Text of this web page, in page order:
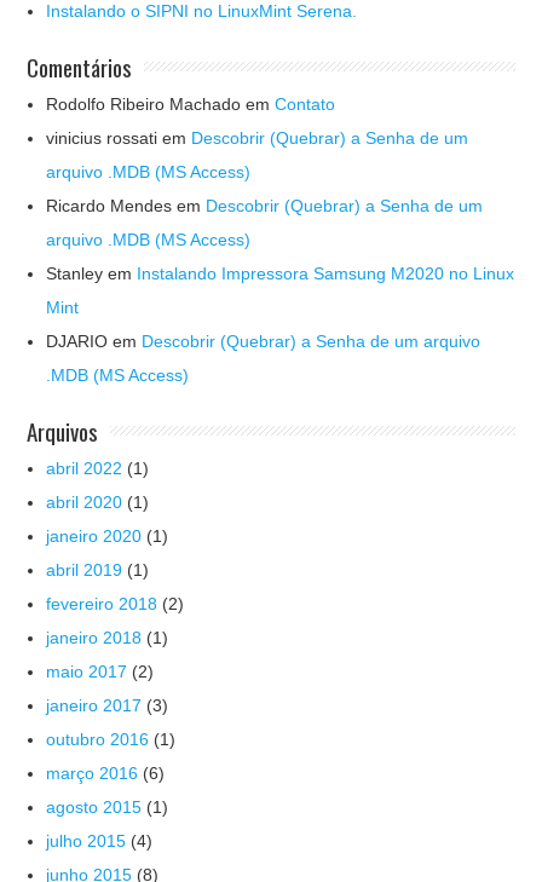
Instalando o SIPNI no LinuxMint Serena.
Comentários
Rodolfo Ribeiro Machado emContato
vinicius rossati em Descobrir (Quebrar) a Senha de um
arquivo .MDB (MS Access)
Ricardo Mendes em Descobrir (Quebrar) a Senha de um
arquivo .MDB (MS Access)
Stanley em Instalando Impressora Samsung M2020 no Linux
Mint
DJARIO em Descobrir (Quebrar) a Senha de um arquivo
.MDB (MS Access)
Arquivos
abril 2022 (1)
abril 2020 (1)
janeiro 2020 (1)
abril 2019 (1)
fevereiro 2018 (2)
janeiro 2018 (1)
maio 2017 (2)
janeiro 2017 (3)
outubro 2016 (1)
março 2016 (6)
agosto 2015 (1)
julho 2015 (4)
junho 2015 (8)